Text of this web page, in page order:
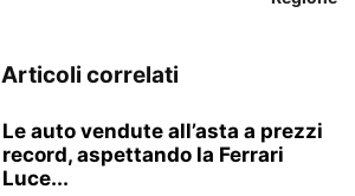
Articoli correlati
Le auto vendute all’asta a prezzi
record, aspettando la Ferrari
Luce...